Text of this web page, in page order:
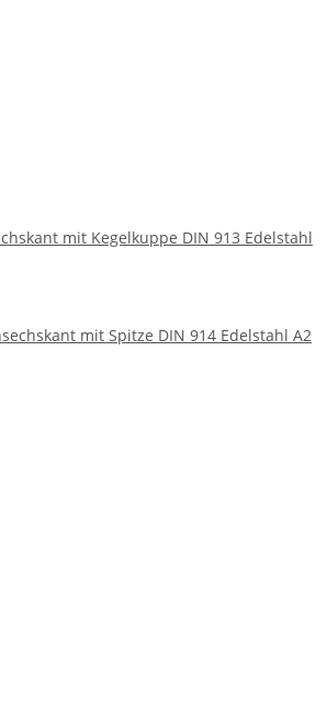
mit Kegelkuppe DIN 913 Edelstahl